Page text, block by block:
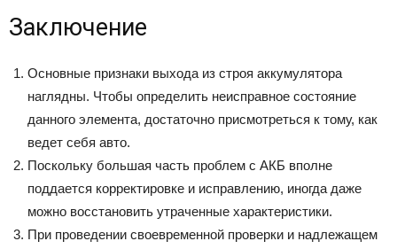
Заключение
Основные признаки выхода из строя аккумулятора
наглядны. Чтобы определить неисправное состояние
данного элемента, достаточно присмотреться к тому, как
ведет себя авто.
Поскольку большая часть проблем с АКБ вполне
поддается корректировке и исправлению, иногда даже
можно восстановить утраченные характеристики.
При проведении своевременной проверки и надлежащем